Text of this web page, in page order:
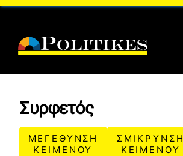
Skip
content
Συρφετός
ΜΕΓΕΘΥΝΣΗ
ΚΕΙΜΕΝΟΥ
ΣΜΙΚΡΥΝΣΗ
ΚΕΙΜΕΝΟΥ